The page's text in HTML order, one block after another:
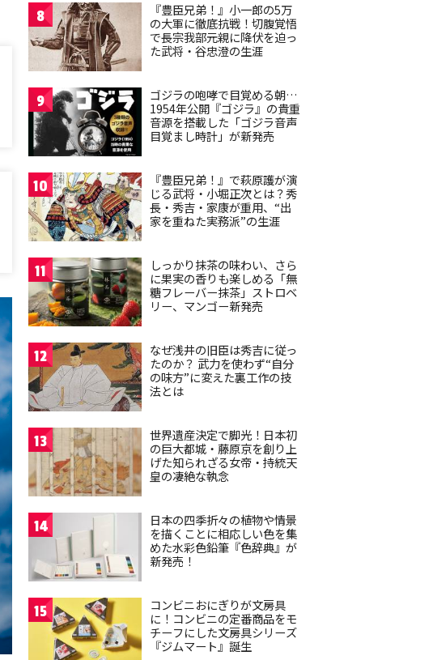
8
『豊臣兄弟！』小一郎の5万
の大軍に徹底抗戦！切腹覚悟
で長宗我部元親に降伏を迫っ
た武将・谷忠澄の生涯
9
ゴジラの咆哮で目覚める朝…
1954年公開『ゴジラ』の貴重
音源を搭載した「ゴジラ音声
目覚まし時計」が新発売
10
『豊臣兄弟！』で萩原護が演
じる武将・小堀正次とは？秀
長・秀吉・家康が重用、“出
家を重ねた実務派”の生涯
11
しっかり抹茶の味わい、さら
に果実の香りも楽しめる「無
糖フレーバー抹茶」ストロベ
リー、マンゴー新発売
12
なぜ浅井の旧臣は秀吉に従っ
たのか？ 武力を使わず“自分
の味方”に変えた裏工作の技
法とは
13
世界遺産決定で脚光！日本初
の巨大都城・藤原京を創り上
げた知られざる女帝・持統天
皇の凄絶な執念
14
日本の四季折々の植物や情景
を描くことに相応しい色を集
めた水彩色鉛筆『色辞典』が
新発売！
15
コンビニおにぎりが文房具
に！コンビニの定番商品をモ
チーフにした文房具シリーズ
『ジムマート』誕生